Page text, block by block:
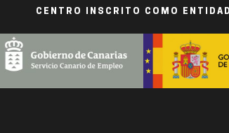
CENTRO INSCRITO COMO